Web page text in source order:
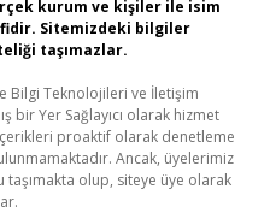
kurum ve kişiler ile isim
Sitemizdeki bilgiler
taşımazlar.
Bilgi Teknolojileri ve İletişim
bir Yer Sağlayıcı olarak hizmet
proaktif olarak denetleme
Ancak, üyelerimiz
taşımakta olup, siteye üye olarak